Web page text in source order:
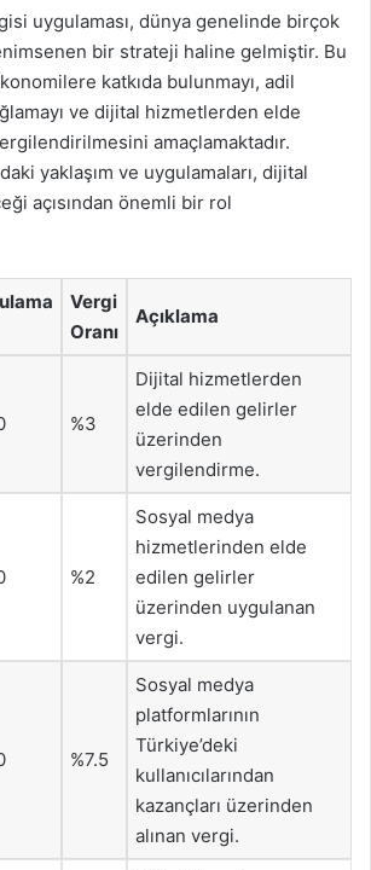
uygulaması, dünya genelinde birçok
bir strateji haline gelmiştir. Bu
katkıda bulunmayı, adil
ve dijital hizmetlerden elde
amaçlamaktadır.
yaklaşım ve uygulamaları, dijital
açısından önemli bir rol
Vergi
Oranı
Açıklama
%3
Dijital hizmetlerden
elde edilen gelirler
üzerinden
vergilendirme.
%2
Sosyal medya
hizmetlerinden elde
edilen gelirler
üzerinden uygulanan
vergi.
%7.5
Sosyal medya
platformlarının
Türkiye’deki
kullanıcılarından
kazançları üzerinden
alınan vergi.